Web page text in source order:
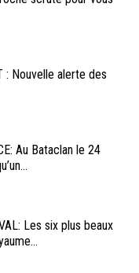
: Nouvelle alerte des
Au Bataclan le 24
Les six plus beaux